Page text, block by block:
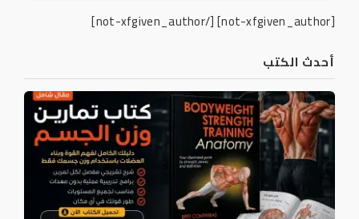
أحدث الكتب
[not-xfgiven_author]
[/not-xfgiven_author]